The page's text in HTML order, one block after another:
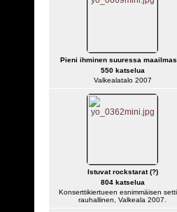
Pieni ihminen suuressa
550 katselua
Valkealatalo 2007
Istuvat rockstarat (?)
804 katselua
Konserttikiertueen esnimmäisen
rauhallinen, Valkeala 2007.